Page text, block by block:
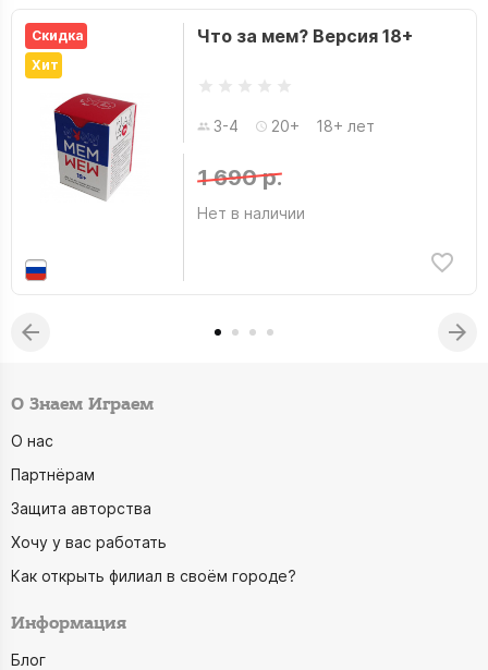
Скидка
Хит
Что за мем? Версия 18+
3-4 20+ 18+ лет
1 690 р.
Нет в наличии
О Знаем Играем
О нас
Партнёрам
Защита авторства
Хочу у вас работать
Как открыть филиал в своём городе?
Информация
Блог